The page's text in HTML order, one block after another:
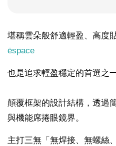
堪稱雲朵般舒適輕盈、高度
ēspace
也是追求輕盈穩定的首選之
顛覆框架的設計結構，透過
與機能席捲眼鏡界。
主打三無「無焊接、無螺絲